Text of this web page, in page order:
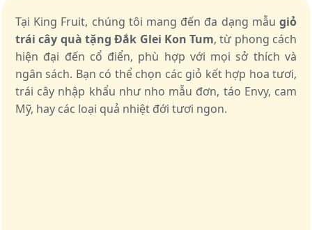
Tại King Fruit, chúng tôi mang đến đa dạng mẫu giỏ
trái cây quà tặng Đắk Glei Kon Tum, từ phong cách
hiện đại đến cổ điển, phù hợp với mọi sở thích và
ngân sách. Bạn có thể chọn các giỏ kết hợp hoa tươi,
trái cây nhập khẩu như nho mẫu đơn, táo Envy, cam
Mỹ, hay các loại quả nhiệt đới tươi ngon.